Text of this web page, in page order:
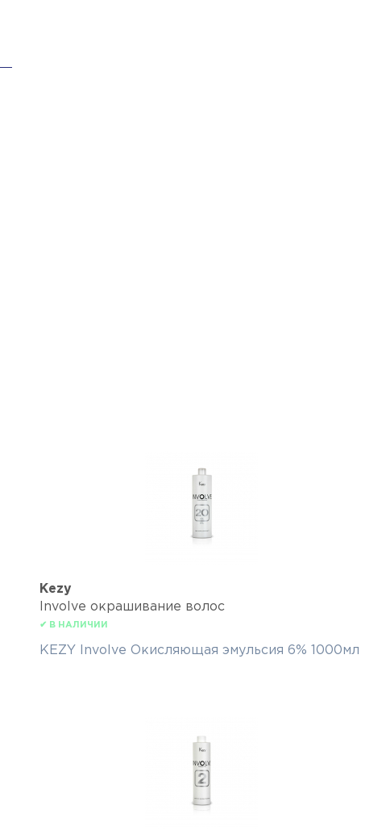
Kezy
Involve окрашивание волос
✔ В НАЛИЧИИ
KEZY Involve Окисляющая эмульсия 6% 1000мл